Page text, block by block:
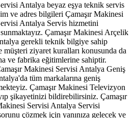
Antalya beyaz eşya teknik servis
ve adres bilgileri Çamaşır Makinesi
Antalya Servis hizmetini
Çamaşır Makinesi Arçelik
gerekli teknik bilgiye sahip
ziyaret kuralları konusunda da
ve fabrika eğitimlerine sahiptir.
Makinesi Servisi Antalya Geniş
tüm markalarına geniş
Çamaşır Makinesi Televizyon
şikayetinizi bildirebilirsiniz. Çamaşır
Servisi Antalya Servisi
çözmek için yanınıza gelecek ve